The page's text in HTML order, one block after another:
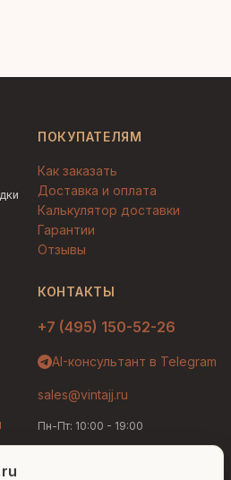
ПОКУПАТЕЛЯМ
Как заказать
Доставка и оплата
Калькулятор доставки
Гарантии
Отзывы
КОНТАКТЫ
+7 (495) 150-52-26
AI-консультант в Telegram
sales@vintajj.ru
Пн-Пт: 10:00 - 19:00